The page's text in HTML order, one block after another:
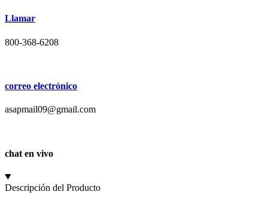
Llamar
800-368-6208
correo electrónico
asapmail09@gmail.com
chat en vivo
Descripción del Producto